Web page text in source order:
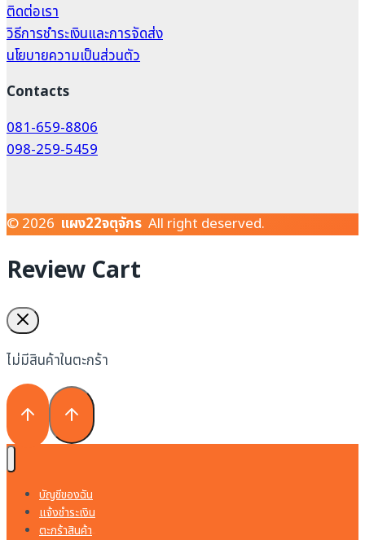
ติดต่อเรา
วิธีการชำระเงินและการจัดส่ง
นโยบายความเป็นส่วนตัว
Contacts
081-659-8806
098-259-5459
© 2026 แผง22จตุจักร All right deserved.
Review Cart
ไม่มีสินค้าในตะกร้า
บัญชีของฉัน
แจ้งชำระเงิน
ตะกร้าสินค้า